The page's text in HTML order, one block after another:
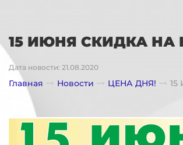
15 ИЮНЯ СКИДКА НА
Дата новости: 21.08.2020
Главная Новости ЦЕНА ДНЯ!